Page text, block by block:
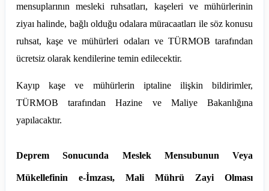
mensuplarının mesleki ruhsatları, kaşeleri ve mühürlerinin
ziyaı halinde, bağlı olduğu odalara müracaatları ile söz konusu
ruhsat, kaşe ve mühürleri odaları ve TÜRMOB tarafından
ücretsiz olarak kendilerine temin edilecektir.
Kayıp kaşe ve mühürlerin iptaline ilişkin bildirimler,
TÜRMOB tarafından Hazine ve Maliye Bakanlığına
yapılacaktır.
Deprem Sonucunda Meslek Mensubunun Veya
Mükellefinin e-İmzası, Mali Mührü Zayi Olması